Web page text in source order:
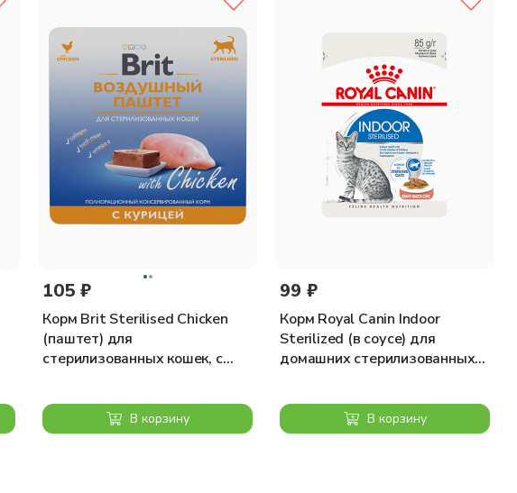
105 ₽
Корм Brit Sterilised Chicken
(паштет) для
стерилизованных кошек, с
В корзину
99 ₽
Корм Royal Canin Indoor
Sterilized (в соусе) для
домашних стерилизованных
В корзину